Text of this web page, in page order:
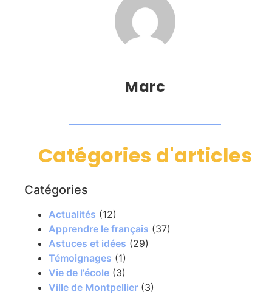
Marc
Catégories d'articles
Catégories
Actualités (12)
Apprendre le français (37)
Astuces et idées (29)
Témoignages (1)
Vie de l'école (3)
Ville de Montpellier (3)